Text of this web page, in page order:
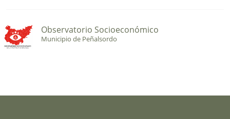
Observatorio Socioeconómico
Municipio de Peñalsordo